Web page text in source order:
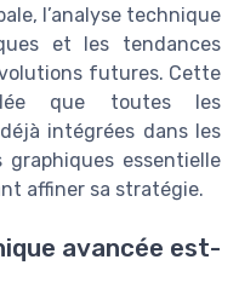
l’analyse technique
et les tendances
futures. Cette
que toutes les
intégrées dans les
graphiques essentielle
affiner sa stratégie.
avancée est-